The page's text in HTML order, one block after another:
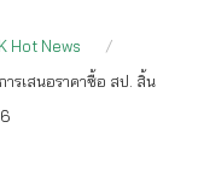
Hot News
รเสนอราคาซื้อ สป. สิ้น